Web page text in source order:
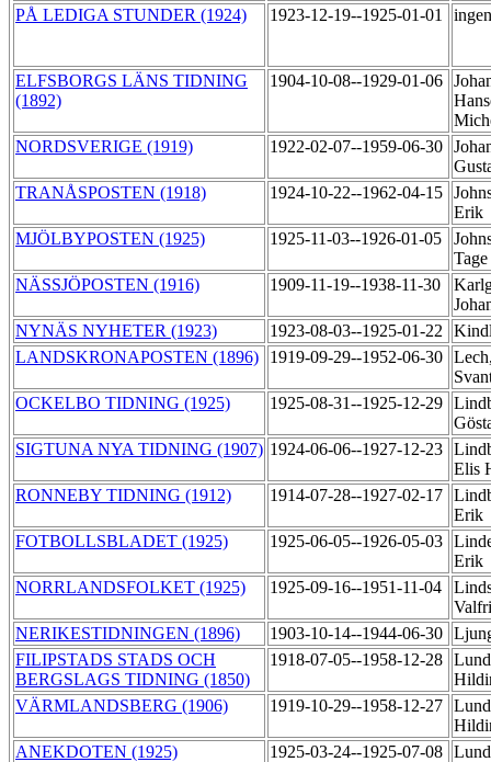
PÅ LEDIGA STUNDER (1924) 1923-12-19--1925-01-01
ELFSBORGS LÄNS TIDNING
(1892)
1904-10-08--1929-01-06
NORDSVERIGE (1919)
1922-02-07--1959-06-30
TRANÅSPOSTEN (1918)
1924-10-22--1962-04-15
Erik
MJÖLBYPOSTEN (1925)
1925-11-03--1926-01-05
NÄSSJÖPOSTEN (1916)
1909-11-19--1938-11-30
NYNÄS NYHETER (1923)
1923-08-03--1925-01-22
LANDSKRONAPOSTEN (1896)
1919-09-29--1952-06-30
OCKELBO TIDNING (1925)
1925-08-31--1925-12-29
SIGTUNA NYA TIDNING (1907) 1924-06-06--1927-12-23
Elis
RONNEBY TIDNING (1912)
1914-07-28--1927-02-17
Erik
FOTBOLLSBLADET (1925)
1925-06-05--1926-05-03
Erik
NORRLANDSFOLKET (1925)
1925-09-16--1951-11-04
NERIKESTIDNINGEN (1896)
1903-10-14--1944-06-30
FILIPSTADS STADS OCH
BERGSLAGS TIDNING (1850)
1918-07-05--1958-12-28
VÄRMLANDSBERG (1906)
1919-10-29--1958-12-27
ANEKDOTEN (1925)
1925-03-24--1925-07-08